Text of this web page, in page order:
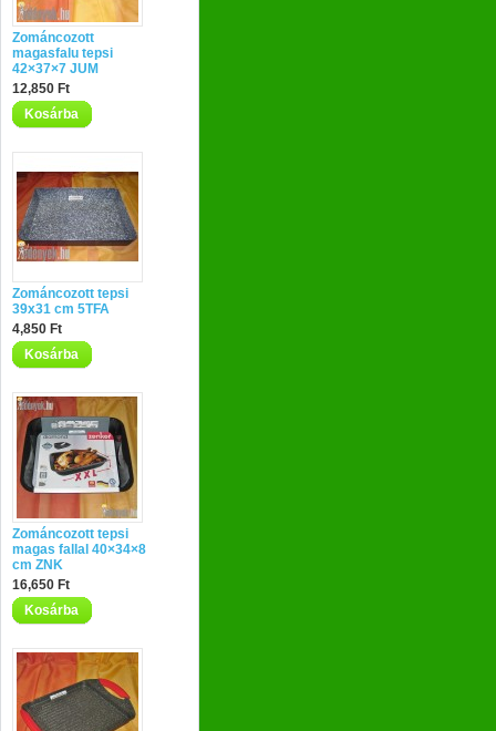
Zománcozott
magasfalu tepsi
42×37×7 JUM
12,850 Ft
Kosárba
Zománcozott tepsi
39x31 cm 5TFA
4,850 Ft
Kosárba
Zománcozott tepsi
magas fallal 40×34×8
cm ZNK
16,650 Ft
Kosárba